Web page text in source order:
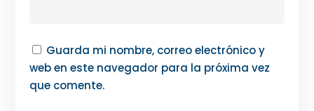
Guarda mi nombre, correo electrónico y
web en este navegador para la próxima vez
que comente.